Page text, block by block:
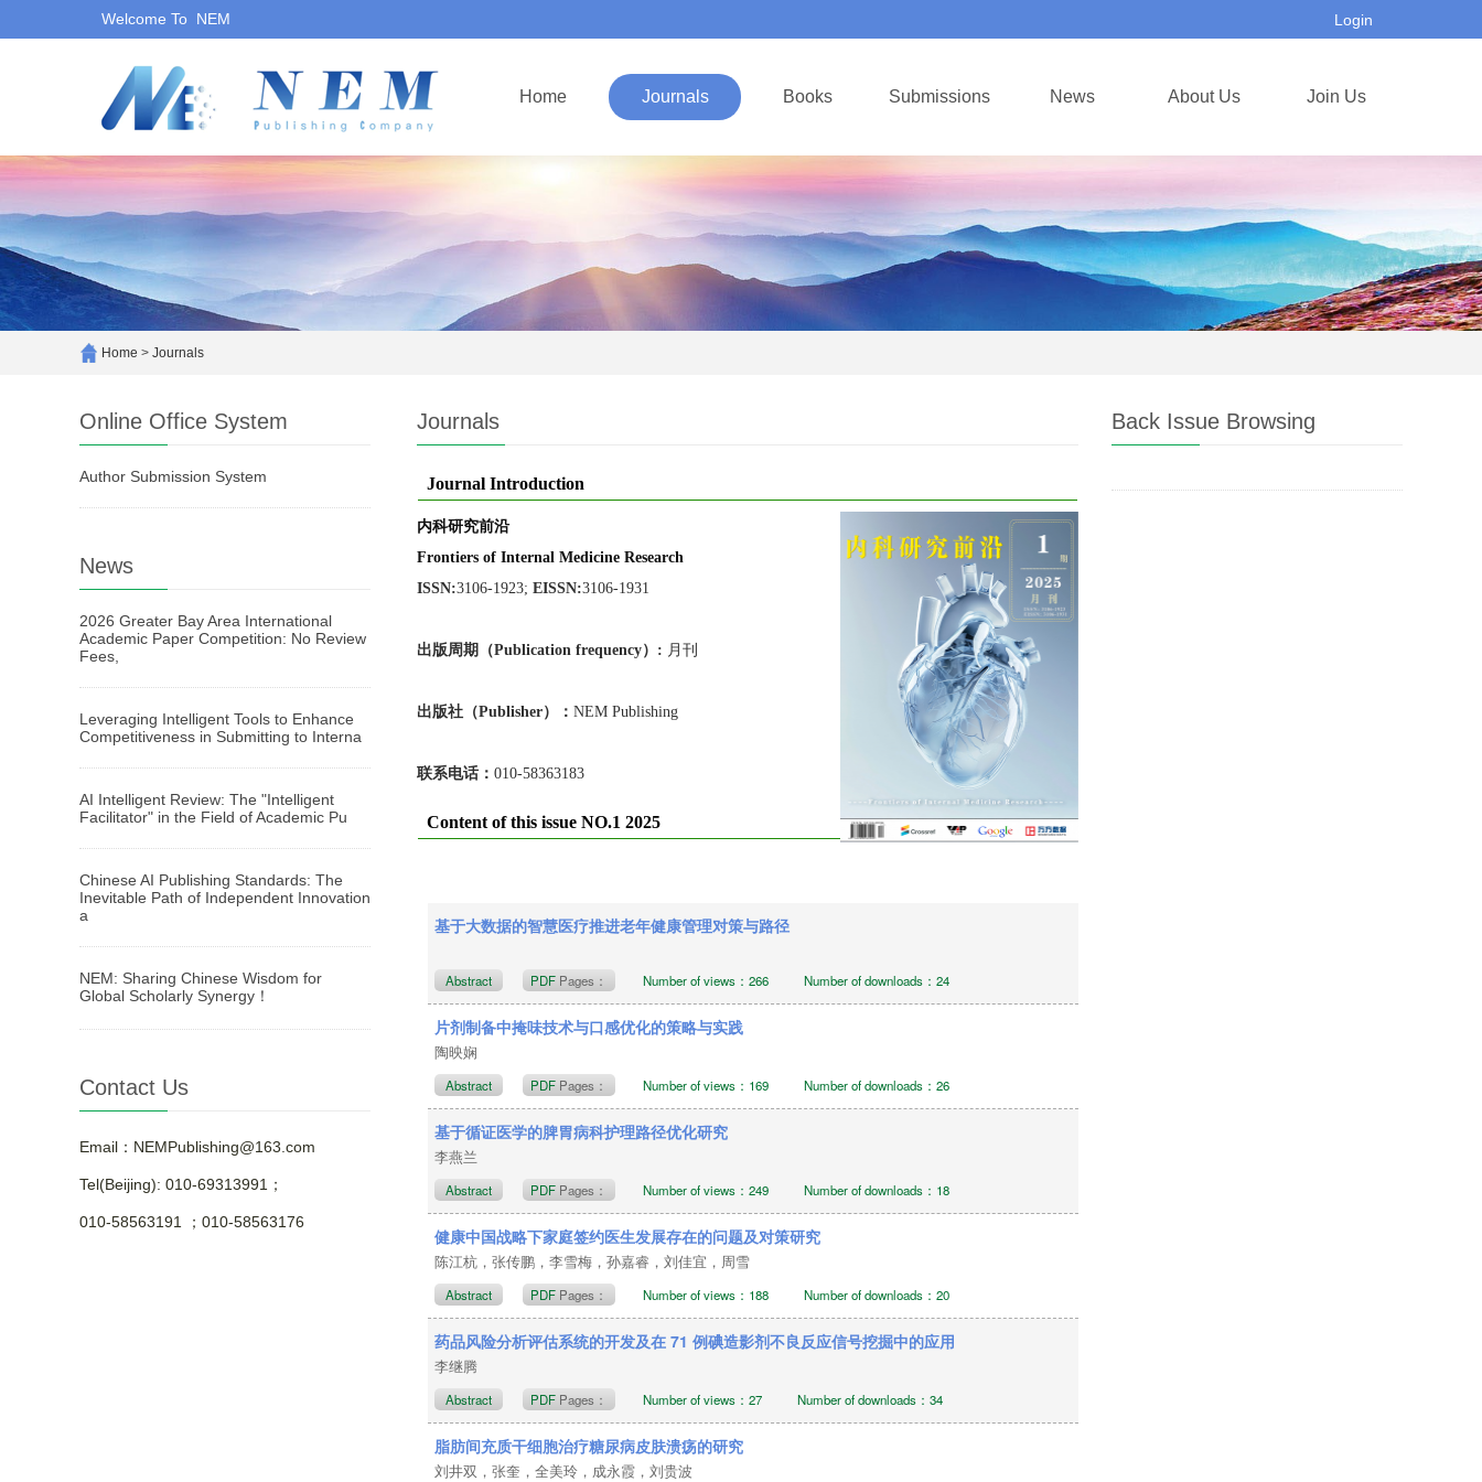
Welcome To NEM Login
Home Journals Books Submissions News About Us Join Us
Home > Journals
Online Office System
Author Submission System
News
2026 Greater Bay Area International
Academic Paper Competition: No Review
Fees,
Leveraging Intelligent Tools to Enhance
Competitiveness in Submitting to Interna
AI Intelligent Review: The "Intelligent
Facilitator" in the Field of Academic Pu
Chinese AI Publishing Standards: The
Inevitable Path of Independent Innovation
a
NEM: Sharing Chinese Wisdom for
Global Scholarly Synergy！
Contact Us
Email：NEMPublishing@163.com
Tel(Beijing): 010-69313991；
010-58563191 ；010-58563176
Back Issue Browsing
Journals
Journal Introduction
内科研究前沿
Frontiers of Internal Medicine Research
ISSN:3106-1923; EISSN:3106-1931
出版周期（Publication frequency）: 月刊
出版社 （Publisher）： NEM Publishing
联系电话： 010-58363183
Content of this issue NO.1 2025
基于大数据的智慧医疗推进老年健康管理对策与路径
Abstract PDF Pages： Number of views：266 Number of downloads：24
片剂制备中掩味技术与口感优化的策略与实践
陶映娴
Abstract PDF Pages： Number of views：169 Number of downloads：26
基于循证医学的脾胃病科护理路径优化研究
李燕兰
Abstract PDF Pages： Number of views：249 Number of downloads：18
健康中国战略下家庭签约医生发展存在的问题及对策研究
陈江杭，张传鹏，李雪梅，孙嘉睿，刘佳宜，周雪
Abstract PDF Pages： Number of views：188 Number of downloads：20
药品风险分析评估系统的开发及在 71 例碘造影剂不良反应信号挖掘中的应用
李继腾
Abstract PDF Pages： Number of views：27 Number of downloads：34
脂肪间充质干细胞治疗糖尿病皮肤溃疡的研究
刘井双，张奎，全美玲，成永霞，刘贵波